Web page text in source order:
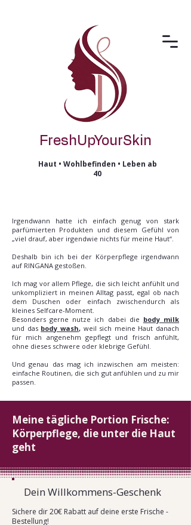
FreshUpYourSkin
Haut • Wohlbefinden • Leben ab
40
Irgendwann hatte ich einfach genug von stark
parfümierten Produkten und diesem Gefühl von
„viel drauf, aber irgendwie nichts für meine Haut“.
Deshalb bin ich bei der Körperpflege irgendwann
auf RINGANA gestoßen.
Ich mag vor allem Pflege, die sich leicht anfühlt und
unkompliziert in meinen Alltag passt, egal ob nach
dem Duschen oder einfach zwischendurch als
kleines Selfcare-Moment.
Besonders gerne nutze ich dabei die body milk
und das body wash, weil sich meine Haut danach
für mich angenehm gepflegt und frisch anfühlt,
ohne dieses schwere oder klebrige Gefühl.
Und genau das mag ich inzwischen am meisten:
einfache Routinen, die sich gut anfühlen und zu mir
passen.
Meine tägliche Portion Frische:
Körperpflege, die unter die Haut
geht
Dein Willkommens-Geschenk
Sichere dir 20€ Rabatt auf deine erste Frische -
Bestellung!